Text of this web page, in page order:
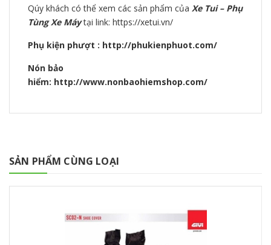
Qúy khách có thể xem các sản phẩm của Xe Tui – Phụ
Tùng Xe Máytại link: https://xetui.vn/
Phụ kiện phượt : http://phukienphuot.com/
Nón bảo
hiểm: http://www.nonbaohiemshop.com/
SẢN PHẨM CÙNG LOẠI